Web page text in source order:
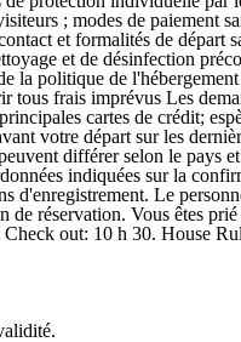
; modes de paiement
et formalités de
et de désinfection
la politique de
frais imprévus Les
cartes de crédit;
votre départ sur les
différer selon le
indiquées sur la
d'enregistrement. Le
réservation. Vous êtes
out: 10 h 30. House